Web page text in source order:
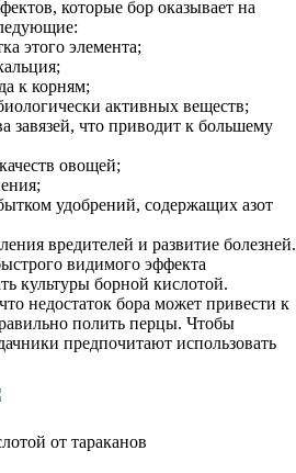
которые бор оказывает на
этого элемента;
к корням;
активных веществ;
завязей, что приводит к большему
овощей;
удобрений, содержащих азот
вредителей и развитие болезней.
видимого эффекта
культуры борной кислотой.
недостаток бора может привести к
полить перцы. Чтобы
предпочитают использовать
от тараканов